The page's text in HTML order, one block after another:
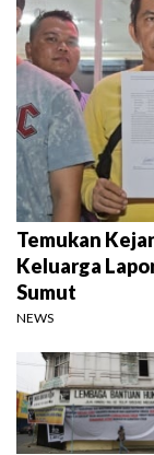
Temukan
Keluarga
Sumut
NEWS